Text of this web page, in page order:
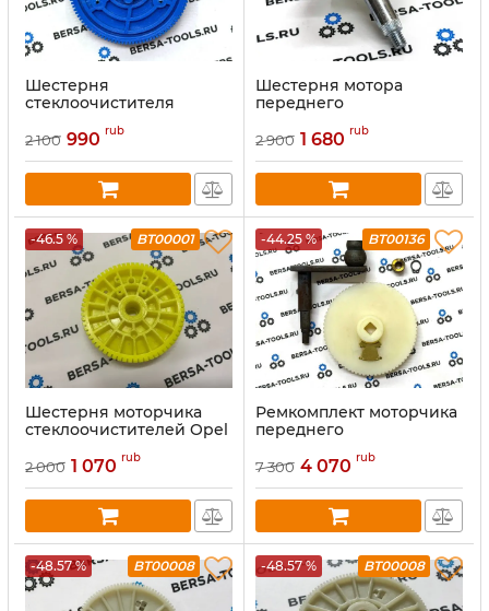
Шестерня
стеклоочистителя
POLO (2001-2009)
2 100 990 rub
Шестерня мотора
переднего
Mercedes C-CLASS (2000-
2 900 1 680 rub
-46.5 % BT00001
Шестерня моторчика
стеклоочистителей Opel
2 000 1 070 rub
-44.25 % BT00136
Ремкомплект моторчика
переднего
(трапеции дворников)
7 300 4 070 rub
-48.57 % BT00008 -48.57 % BT00008